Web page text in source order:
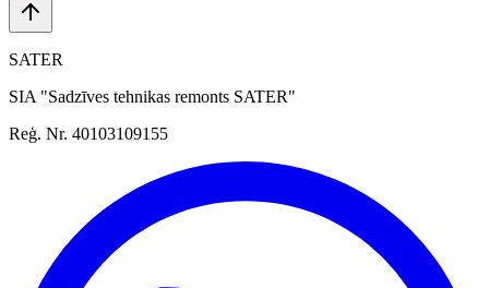
SATER
SIA "Sadzīves tehnikas remonts SATER"
Reģ. Nr. 40103109155